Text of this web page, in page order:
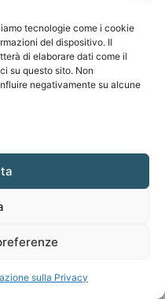
tecnologie come i cookie
del dispositivo. Il
di elaborare dati come il
su questo sito. Non
negativamente su alcune
sulla Privacy